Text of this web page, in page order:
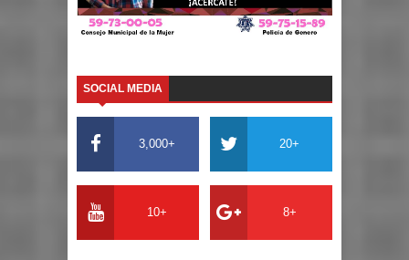
SOCIAL MEDIA
3,000+ 20+
10+ 8+